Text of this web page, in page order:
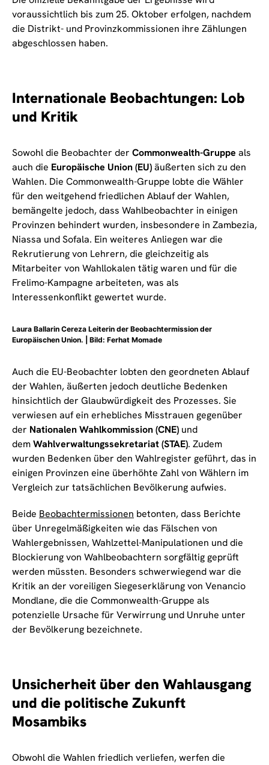
voraussichtlich bis zum 25. Oktober erfolgen, nachdem
die Distrikt- und Provinzkommissionen ihre Zählungen
abgeschlossen haben.
Internationale Beobachtungen: Lob
und Kritik
Sowohl die Beobachter der Commonwealth-Gruppe als
auch die Europäische Union (EU)äußerten sich zu den
Wahlen. Die Commonwealth-Gruppe lobte die Wähler
für den weitgehend friedlichen Ablauf der Wahlen,
bemängelte jedoch, dass Wahlbeobachter in einigen
Provinzen behindert wurden, insbesondere in Zambezia,
Niassa und Sofala. Ein weiteres Anliegen war die
Rekrutierung von Lehrern, die gleichzeitig als
Mitarbeiter von Wahllokalen tätig waren und für die
Frelimo-Kampagne arbeiteten, was als
Interessenkonflikt gewertet wurde.
Laura Ballarin Cereza Leiterin der Beobachtermission der
Europäischen Union. | Bild: Ferhat Momade
Auch die EU-Beobachter lobten den geordneten Ablauf
der Wahlen, äußerten jedoch deutliche Bedenken
hinsichtlich der Glaubwürdigkeit des Prozesses. Sie
verwiesen auf ein erhebliches Misstrauen gegenüber
der Nationalen Wahlkommission (CNE) und
demWahlverwaltungssekretariat (STAE). Zudem
wurden Bedenken über den Wahlregister geführt, das in
einigen Provinzen eine überhöhte Zahl von Wählern im
Vergleich zur tatsächlichen Bevölkerung aufwies.
Beide Beobachtermissionen betonten, dass Berichte
über Unregelmäßigkeiten wie das Fälschen von
Wahlergebnissen, Wahlzettel-Manipulationen und die
Blockierung von Wahlbeobachtern sorgfältig geprüft
werden müssten. Besonders schwerwiegend war die
Kritik an der voreiligen Siegeserklärung von Venancio
Mondlane, die die Commonwealth-Gruppe als
potenzielle Ursache für Verwirrung und Unruhe unter
der Bevölkerung bezeichnete.
Unsicherheit über den Wahlausgang
und die politische Zukunft
Mosambiks
Obwohl die Wahlen friedlich verliefen, werfen die